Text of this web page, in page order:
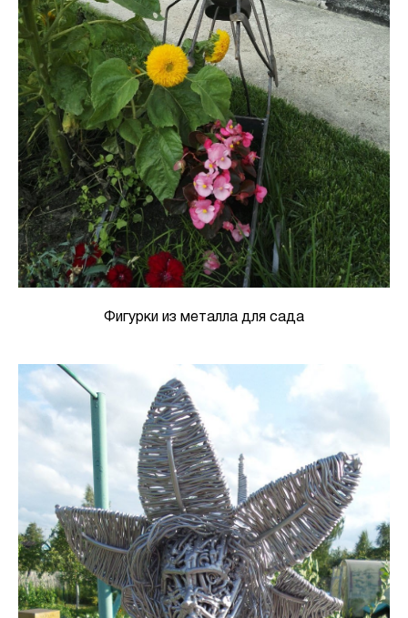
Фигурки из металла для сада